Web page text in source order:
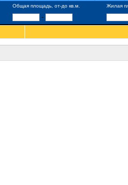
Общая площадь, от-до кв.м. Жилая
-